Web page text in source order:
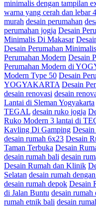
minimalis dengan tampilan
warna yang cerah dan lebar
murah desain perumahan
perumahan jogja Desain
Minimalis Di Makasar
Desain Perumahan
Perumahan Modern Desain
Perumahan Modern di
Modern Type 50 Desain
YOGYAKARTA Desain
desain renovasi desain
Lantai di Sleman Yogyakarta
TEGAL desain ruko jogja
Ruko Modern 3 lantai di
Kavling Di Gamping
desain rumah 6x23 Desain
Taman Terbuka Desain
desain rumah bali desain
Desain Rumah dan Klinik
Selatan desain rumah
desain rumah depok Desain
di Jalan Buntu desain rumah
rumah etnik bali desain